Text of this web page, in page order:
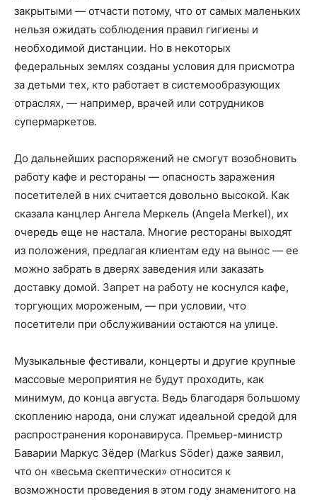
закрытыми — отчасти потому, что от самых маленьких
нельзя ожидать соблюдения правил гигиены и
необходимой дистанции. Но в некоторых
федеральных землях созданы условия для присмотра
за детьми тех, кто работает в системообразующих
отраслях, — например, врачей или сотрудников
супермаркетов.
До дальнейших распоряжений не смогут возобновить
работу кафе и рестораны — опасность заражения
посетителей в них считается довольно высокой. Как
сказала канцлер Ангела Меркель (Angela Merkel), их
очередь еще не настала. Многие рестораны выходят
из положения, предлагая клиентам еду на вынос — ее
можно забрать в дверях заведения или заказать
доставку домой. Запрет на работу не коснулся кафе,
торгующих мороженым, — при условии, что
посетители при обслуживании остаются на улице.
Музыкальные фестивали, концерты и другие крупные
массовые мероприятия не будут проходить, как
минимум, до конца августа. Ведь благодаря большому
скоплению народа, они служат идеальной средой для
распространения коронавируса. Премьер-министр
Баварии Маркус Зёдер (Markus Söder) даже заявил,
что он «весьма скептически» относится к
возможности проведения в этом году знаменитого на